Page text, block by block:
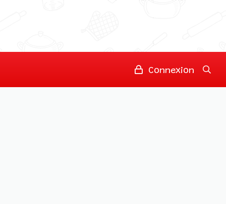
Connexion